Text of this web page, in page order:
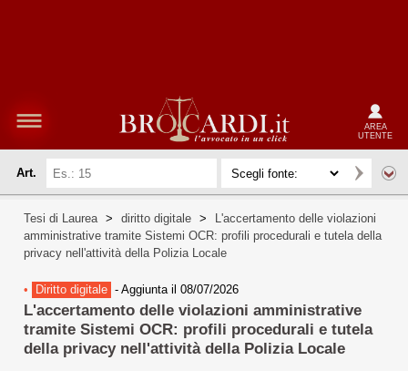
AREA
UTENTE
Art.
Tesi di Laurea > diritto digitale >
L'accertamento delle violazioni
amministrative tramite Sistemi OCR: profili procedurali e tutela della
privacy nell'attività della Polizia Locale
• Diritto digitale - Aggiunta il 08/07/2026
L'accertamento delle violazioni amministrative
tramite Sistemi OCR: profili procedurali e tutela
della privacy nell'attività della Polizia Locale